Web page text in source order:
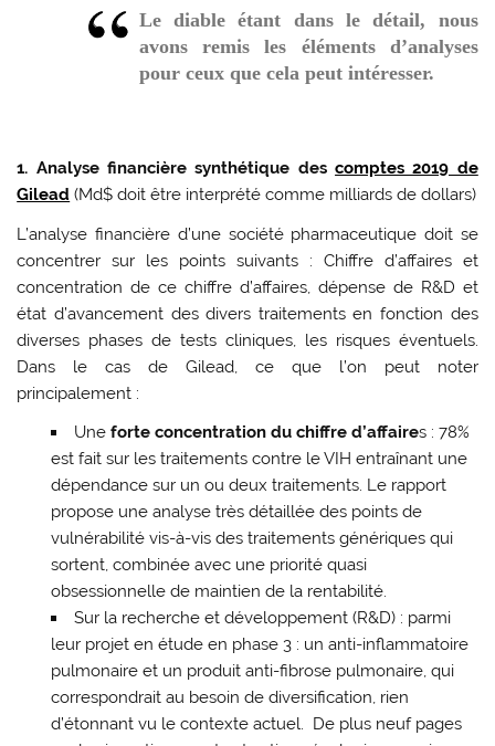
Le diable étant dans le détail, nous
avons remis les éléments d’analyses
pour ceux que cela peut intéresser.
1. Analyse financière synthétique descomptes 2019 de
Gilead (Md$ doit être interprété comme milliards de dollars)
L’analyse financière d’une société pharmaceutique doit se
concentrer sur les points suivants : Chiffre d’affaires et
concentration de ce chiffre d’affaires, dépense de R&D et
état d’avancement des divers traitements en fonction des
diverses phases de tests cliniques, les risques éventuels.
Dans le cas de Gilead, ce que l’on peut noter
principalement :
Une forte concentration du chiffre d’affaires : 78%
est fait sur les traitements contre le VIH entraînant une
dépendance sur un ou deux traitements. Le rapport
propose une analyse très détaillée des points de
vulnérabilité vis-à-vis des traitements génériques qui
sortent, combinée avec une priorité quasi
obsessionnelle de maintien de la rentabilité.
Sur la recherche et développement (R&D) : parmi
leur projet en étude en phase 3 : un anti-inflammatoire
pulmonaire et un produit anti-fibrose pulmonaire, qui
correspondrait au besoin de diversification, rien
d’étonnant vu le contexte actuel. De plus neuf pages